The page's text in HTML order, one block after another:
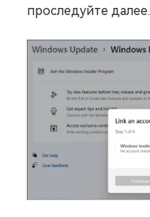
проследуйте далее.